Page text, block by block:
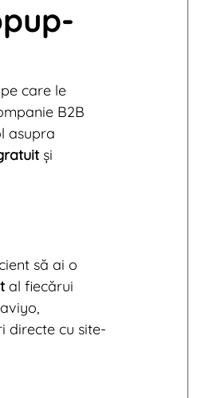
care le
B2B
asupra
și
să ai o
al fiecărui
directe cu site-